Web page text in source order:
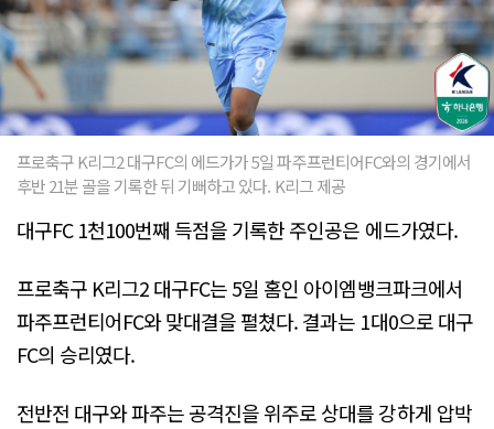
프로축구 K리그2 대구FC의 에드가가 5일 파주프런티어FC와의 경기에서
후반 21분 골을 기록한 뒤 기뻐하고 있다. K리그 제공
대구FC 1천100번째 득점을 기록한 주인공은 에드가였다.
프로축구 K리그2 대구FC는 5일 홈인 아이엠뱅크파크에서
파주프런티어FC와 맞대결을 펼쳤다. 결과는 1대0으로 대구
FC의 승리였다.
전반전 대구와 파주는 공격진을 위주로 상대를 강하게 압박